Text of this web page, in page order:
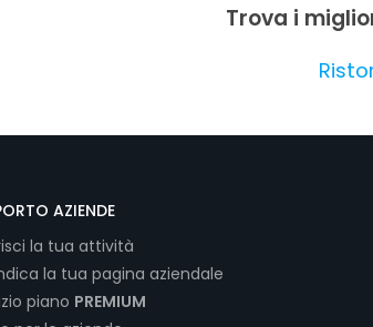
Trova i
AZIENDE
la tua attività
la tua pagina aziendale
piano PREMIUM